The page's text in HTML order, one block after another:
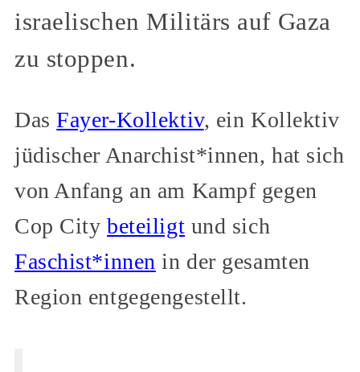
israelischen Militärs auf Gaza
zu stoppen.
DasFayer-Kollektiv, ein Kollektiv
jüdischer Anarchist*innen, hat sich
von Anfang an am Kampf gegen
Cop Citybeteiligt und sich
Faschist*innen in der gesamten
Region entgegengestellt.